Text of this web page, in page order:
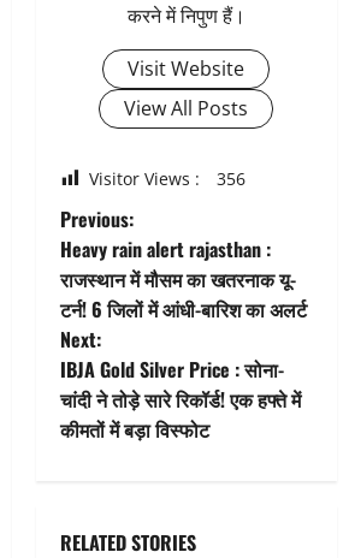
करने में निपुण हैं।
Visit Website
View All Posts
Visitor Views : 356
P
o
s
t
n
v
Previous:
Heavy rain alert rajasthan :
राजस्थान में मौसम का खतरनाक यू-
टर्न! 6 जिलों में आंधी-बारिश का अलर्ट
Next:
IBJA Gold Silver Price : सोना-
चांदी ने तोड़े सारे रिकॉर्ड! एक हफ्ते में
कीमतों में बड़ा विस्फोट
RELATED STORIES